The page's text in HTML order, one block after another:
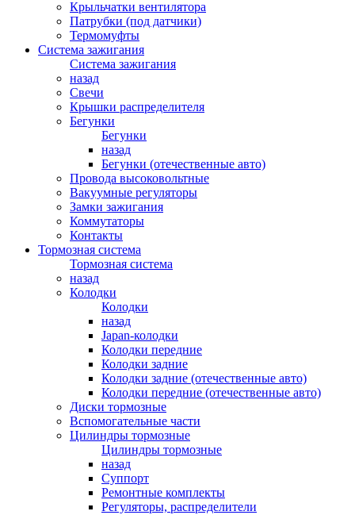
Крыльчатки вентилятора
Патрубки (под датчики)
Термомуфты
Система зажигания
Система зажигания
назад
Свечи
Крышки распределителя
Бегунки
Бегунки
назад
Бегунки (отечественные авто)
Провода высоковольтные
Вакуумные регуляторы
Замки зажигания
Коммутаторы
Контакты
Тормозная система
Тормозная система
назад
Колодки
Колодки
назад
Japan-колодки
Колодки передние
Колодки задние
Колодки задние (отечественные авто)
Колодки передние (отечественные авто)
Диски тормозные
Вспомогательные части
Цилиндры тормозные
Цилиндры тормозные
назад
Суппорт
Ремонтные комплекты
Регуляторы, распределители